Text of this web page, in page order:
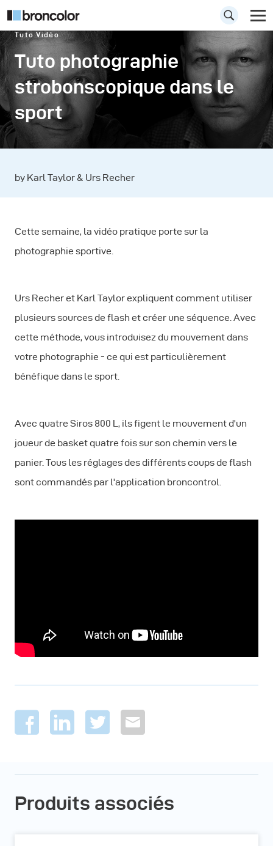
Tuto Vidéo
Tuto photographie
strobonscopique dans le
sport
by Karl Taylor & Urs Recher
Cette semaine, la vidéo pratique porte sur la
photographie sportive.
Urs Recher et Karl Taylor expliquent comment utiliser
plusieurs sources de flash et créer une séquence. Avec
cette méthode, vous introduisez du mouvement dans
votre photographie - ce qui est particulièrement
bénéfique dans le sport.
Avec quatre Siros 800 L, ils figent le mouvement d'un
joueur de basket quatre fois sur son chemin vers le
panier. Tous les réglages des différents coups de flash
sont commandés par l'application broncontrol.
Produits associés